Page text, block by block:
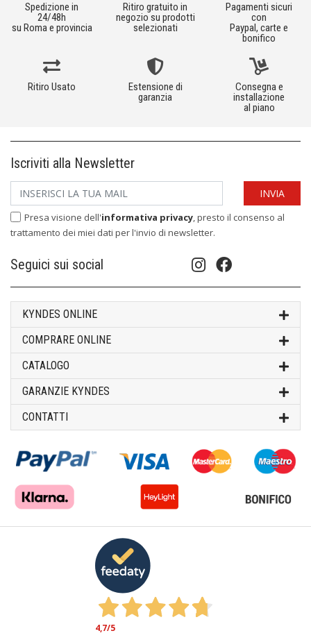
Spedizione in
24/48h
su Roma e provincia
Ritiro gratuito in
negozio su prodotti
selezionati
Pagamenti sicuri
con
Paypal, carte e
bonifico
Ritiro Usato
Estensione di
garanzia
Consegna e
installazione
al piano
Iscriviti alla Newsletter
Presa visione dell'informativa privacy, presto il consenso al
trattamento dei miei dati per l'invio di newsletter.
Seguici sui social
KYNDES ONLINE
COMPRARE ONLINE
CATALOGO
GARANZIE KYNDES
CONTATTI
4,7/5